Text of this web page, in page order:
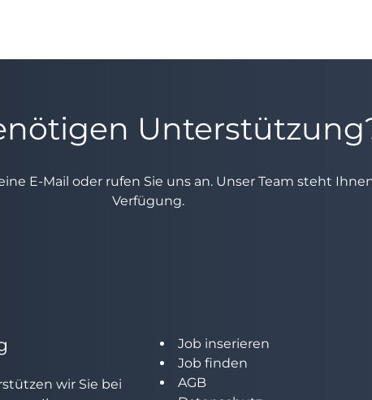
E-Mail oder rufen Sie uns an. Unser Team steht
Verfügung.
wir Sie bei
Job inserieren
Job finden
AGB